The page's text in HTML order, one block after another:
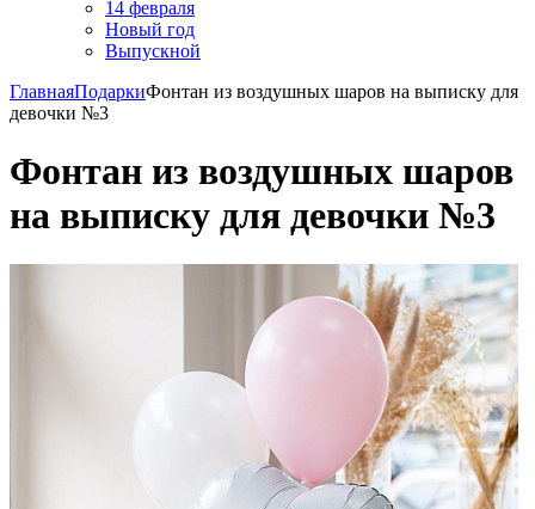
14 февраля
Новый год
Выпускной
ГлавнаяПодаркиФонтан из воздушных шаров на выписку для
девочки №3
Фонтан из воздушных шаров
на выписку для девочки №3